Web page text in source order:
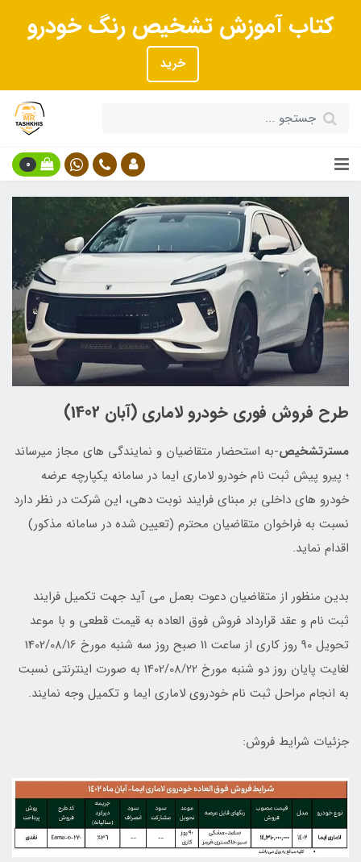
کتاب آموزش تشخیص رنگ خودرو
خرید
0
طرح فروش فوری خودرو لاماری (آبان 1402)
مسترتشخیص-به استحضار متقاضیان و نمایندگی های مجاز میرساند
؛ پیرو پیش ثبت نام خودرو لاماری ایما در سامانه یکپارچه عرضه
خودرو های داخلی بر مبنای فرایند نوبت دهی، این شرکت در نظر دارد
نسبت به فراخوان متقاضیان محترم (تعیین شده در سامانه مذکور)
اقدام نماید.
بدین منظور از متقاضیان دعوت بعمل می آید جهت تکمیل فرایند
ثبت نام و عقد قرارداد فروش فوق العاده به قیمت قطعی و با موعد
تحویل 90 روز کاری از ساعت 11 صبح روز سه شنبه مورخ 1402/08/16
لغایت پایان روز دو شنبه مورخ 1402/08/22 به صورت اینترنتی نسبت
به انجام مراحل ثبت نام خودروی لاماری ایما و تکمیل وجه نمایند.
جزئیات شرایط فروش: